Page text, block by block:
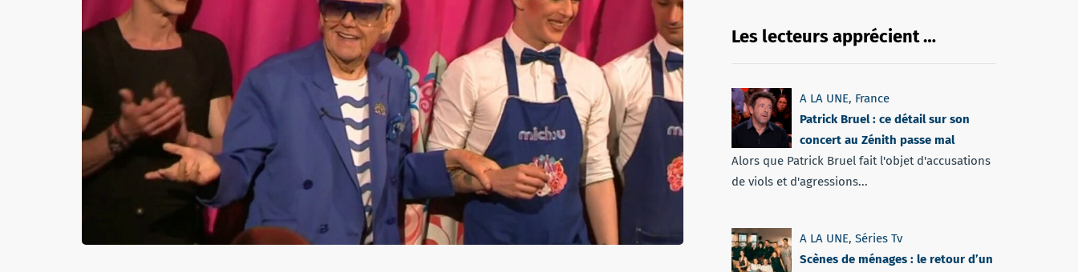
Les lecteurs apprécient …
A LA UNE, France
Patrick Bruel : ce détail sur son
concert au Zénith passe mal
Alors que Patrick Bruel fait l'objet d'accusations
de viols et d'agressions...
A LA UNE, Séries Tv
Scènes de ménages : le retour d’un